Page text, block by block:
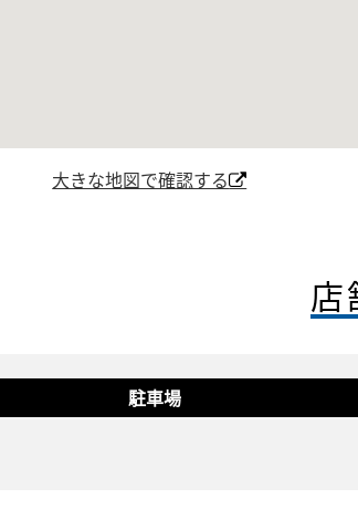
大きな地図で確認する
店
駐車場